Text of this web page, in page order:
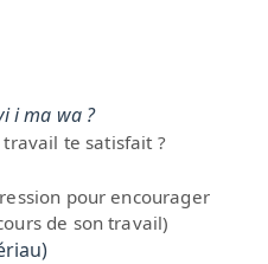
i ma wa ?
travail te satisfait ?
pour encourager
de son travail)